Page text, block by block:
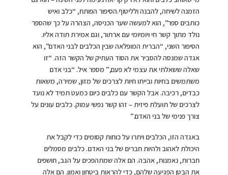
הזמנה לשיחה, להבנה ולליטוף.הסיפור הפותח, “כלב ואיש
כותבים ספר”, הוא למעשה שער הכניסה, הצהרה על כך שהספר
נולד מתוך קשר חי ויומיומי עם ארתור, וגם אמירת תודה אליו.
הסיפור השני, “הברית המופלאה שבין הכלבים לבני האדם”, הוא
אגדה שמנסה להסביר את הסוד העתיק של הקשר הזה. “זו
שאלה ששאלתי את עצמי לא פעם,” מספר איל. “בני אדם
משתמשים בחיות ובייתו חיות לצרכים של מזון, שמירה, משאות
כבדים, רכיבה. אבל הקשר עם כלבים כיום כמעט תמיד לא נועד
לצרכים של תועלת פיזית – זהו קשר נפשי עמוק. כלבים עונים על
צורך פנימי של בני האדם.”
באגדה הזו, הכלבים ויתרו על כוחות קסומים כדי לקבל את
היכולת לאהוב ולהיות חברים של בני האדם. כלבים מסמלים
חברות, נאמנות, אהבה. הם אלה שמתהפכים על הגב, חושפים
את הבטן הפגיעה שלהם, כדי להראות ביטחון ואמון. הם אלה